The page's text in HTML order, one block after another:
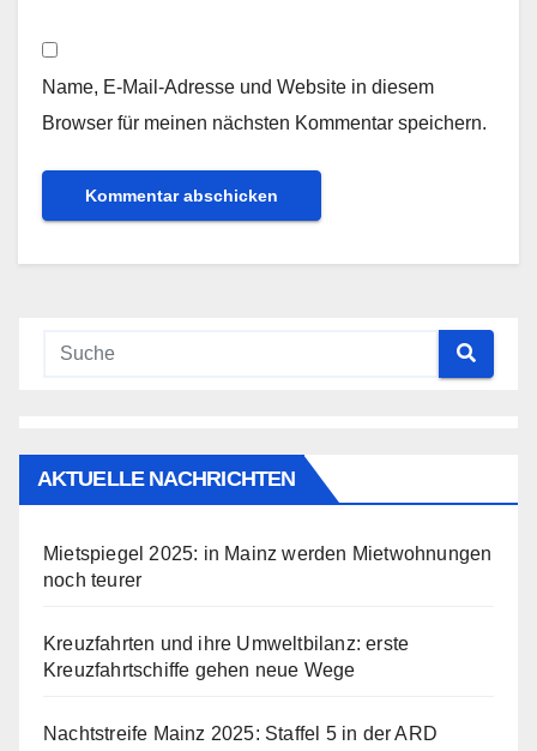
Name, E-Mail-Adresse und Website in diesem
Browser für meinen nächsten Kommentar speichern.
AKTUELLE NACHRICHTEN
Mietspiegel 2025: in Mainz werden Mietwohnungen
noch teurer
Kreuzfahrten und ihre Umweltbilanz: erste
Kreuzfahrtschiffe gehen neue Wege
Nachtstreife Mainz 2025: Staffel 5 in der ARD